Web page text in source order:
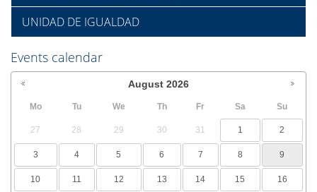
UNIDAD DE IGUALDAD
Events calendar
August 2026
Mo Tu We Th Fr Sa Su
27 28 29 30 31 1 2
3 4 5 6 7 8 9
10 11 12 13 14 15 16